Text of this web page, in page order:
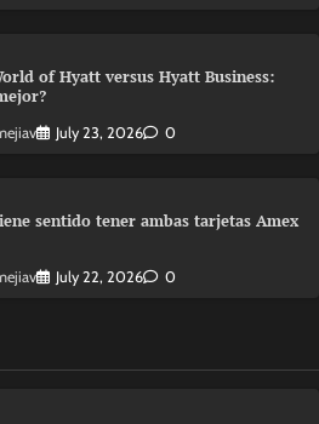
of Hyatt versus Hyatt Business:
July 23, 2026 0
sentido tener ambas tarjetas Amex
July 22, 2026 0